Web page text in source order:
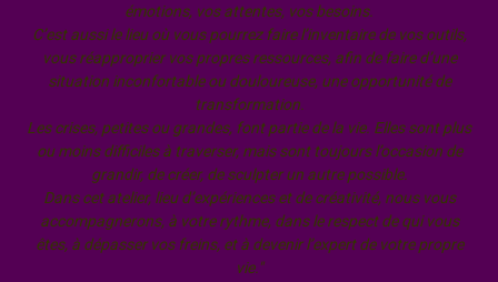
émotions, vos attentes, vos besoins.
C’est aussi le lieu où vous pourrez faire l’inventaire de vos outils,
vous réapproprier vos propres ressources, afin de faire d’une
situation inconfortable ou douloureuse, une opportunité de
transformation.
Les crises, petites ou grandes, font partie de la vie. Elles sont plus
ou moins difficiles à traverser, mais sont toujours l’occasion de
grandir, de créer, de sculpter un autre possible.
Dans cet atelier, lieu d’expériences et de créativité, nous vous
accompagnerons, à votre rythme, dans le respect de qui vous
êtes, à dépasser vos freins, et à devenir l’expert de votre propre
vie."